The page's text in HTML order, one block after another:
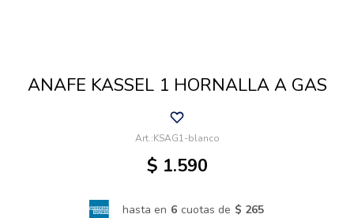
ANAFE KASSEL 1 HORNALLA A GAS
KSAG1-blanco
$ 1.590
hasta en 6 cuotas de $ 265
Cuidado personal